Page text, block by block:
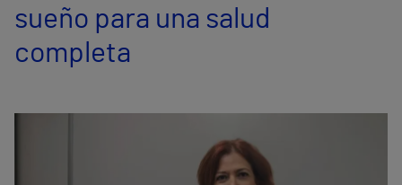
Información útil
sueño para una salud
completa